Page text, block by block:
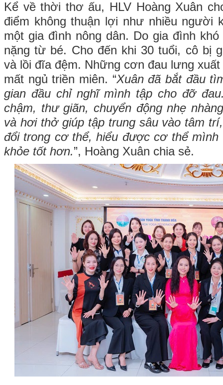
Kể về thời thơ ấu, HLV Hoàng Xuân
điểm không thuận lợi như nhiều người
một gia đình nông dân. Do gia đình
nặng từ bé. Cho đến khi 30 tuổi, cô bị
và lồi đĩa đệm. Những cơn đau lưng
mất ngủ triền miên. “Xuân đã bắt đầu
gian đầu chỉ nghĩ mình tập cho đỡ
chậm, thư giãn, chuyển động nhẹ
và hơi thở giúp tập trung sâu vào tâm
đổi trong cơ thể, hiểu được cơ thể
khỏe tốt hơn.”, Hoàng Xuân chia sẻ.